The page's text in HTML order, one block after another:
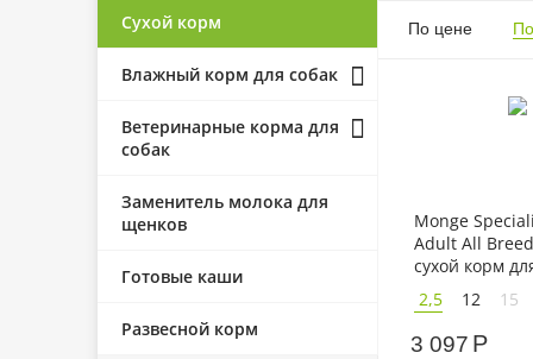
Сухой корм
Влажный корм для собак
Ветеринарные корма для
собак
Заменитель молока для
щенков
Готовые каши
Развесной корм
По цене
Monge
Adult All
сухой корм
собак всех
ягненком
2,5 12 15
3 097 Р